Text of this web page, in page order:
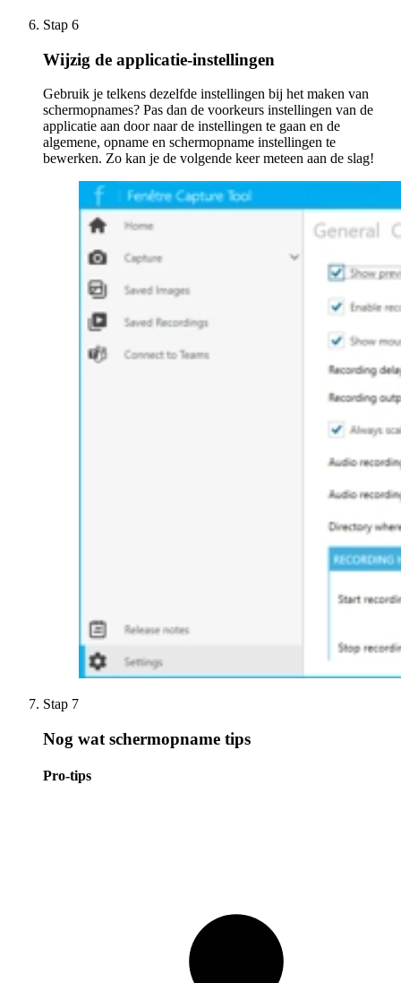
Stap 6
Wijzig de applicatie-instellingen
Gebruik je telkens dezelfde instellingen bij het maken van
schermopnames? Pas dan de voorkeurs instellingen van de
applicatie aan door naar de instellingen te gaan en de
algemene, opname en schermopname instellingen te
bewerken. Zo kan je de volgende keer meteen aan de slag!
Stap 7
Nog wat schermopname tips
Pro-tips